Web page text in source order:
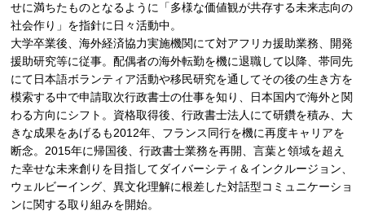
せに満ちたものとなるように「多様な価値観が共存する未来志向の
社会作り」を指針に日々活動中。
大学卒業後、海外経済協力実施機関にて対アフリカ援助業務、開発
援助研究等に従事。配偶者の海外転勤を機に退職して以降、帯同先
にて日本語ボランティア活動や移民研究を通してその後の生き方を
模索する中で申請取次行政書士の仕事を知り、日本国内で海外と関
わる方向にシフト。資格取得後、行政書士法人にて研鑽を積み、大
きな成果をあげるも2012年、フランス同行を機に再度キャリアを
断念。2015年に帰国後、行政書士業務を再開、言葉と領域を超え
た幸せな未来創りを目指してダイバーシティ＆インクルージョン、
ウェルビーイング、異文化理解に根差した対話型コミュニケーショ
ンに関する取り組みを開始。